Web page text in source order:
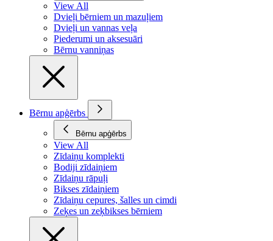
View All
Dvieļi bērniem un mazuļiem
Dvieļi un vannas veļa
Piederumi un aksesuāri
Bērnu vanniņas
Bērnu apģērbs
Bērnu apģērbs
View All
Zīdaiņu komplekti
Bodiji zīdaiņiem
Zīdaiņu rāpuļi
Bikses zīdaiņiem
Zīdaiņu cepures, šalles un cimdi
Zeķes un zeķbikses bērniem